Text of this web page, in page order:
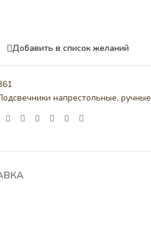
Добавить в список желаний
напрестольные, ручные